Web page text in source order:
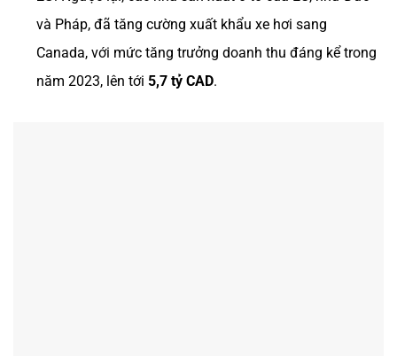
và Pháp, đã tăng cường xuất khẩu xe hơi sang
Canada, với mức tăng trưởng doanh thu đáng kể trong
năm 2023, lên tới 5,7 tỷ CAD.